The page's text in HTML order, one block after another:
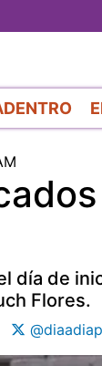
día de
Flores.